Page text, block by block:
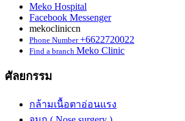
Meko Hospital
Facebook Messenger
mekocliniccn
Phone Number+6622720022
Find a branch Meko Clinic
ศัลยกรรม
กล้ามเนื้อตาอ่อนแรง